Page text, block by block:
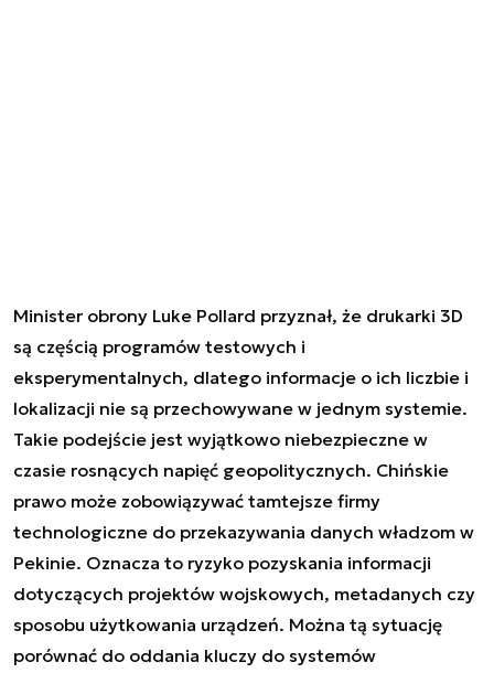
Minister obrony Luke Pollard przyznał, że drukarki 3D
są częścią programów testowych i
eksperymentalnych, dlatego informacje o ich liczbie i
lokalizacji nie są przechowywane w jednym systemie.
Takie podejście jest wyjątkowo niebezpieczne w
czasie rosnących napięć geopolitycznych. Chińskie
prawo może zobowiązywać tamtejsze firmy
technologiczne do przekazywania danych władzom w
Pekinie. Oznacza to ryzyko pozyskania informacji
dotyczących projektów wojskowych, metadanych czy
sposobu użytkowania urządzeń. Można tą sytuację
porównać do oddania kluczy do systemów